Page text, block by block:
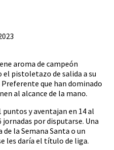
aroma de campeón
el pistoletazo de salida a su
que han dominado
al alcance de la mano.
puntos y aventajan en 14 al
por disputarse. Una
la Semana Santa o un
les daría el título de liga.